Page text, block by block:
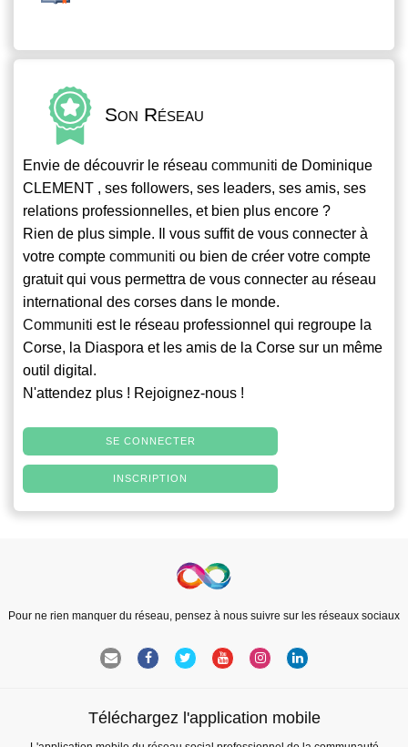
Son Réseau
Envie de découvrir le réseau communiti de Dominique
CLEMENT , ses followers, ses leaders, ses amis, ses
relations professionnelles, et bien plus encore ?
Rien de plus simple. Il vous suffit de vous connecter à
votre compte communiti ou bien de créer votre compte
gratuit qui vous permettra de vous connecter au réseau
international des corses dans le monde.
Communiti est le réseau professionnel qui regroupe la
Corse, la Diaspora et les amis de la Corse sur un même
outil digital.
N'attendez plus ! Rejoignez-nous !
SE CONNECTER
INSCRIPTION
Pour ne rien manquer du réseau, pensez à nous suivre sur les réseaux sociaux
Téléchargez l'application mobile